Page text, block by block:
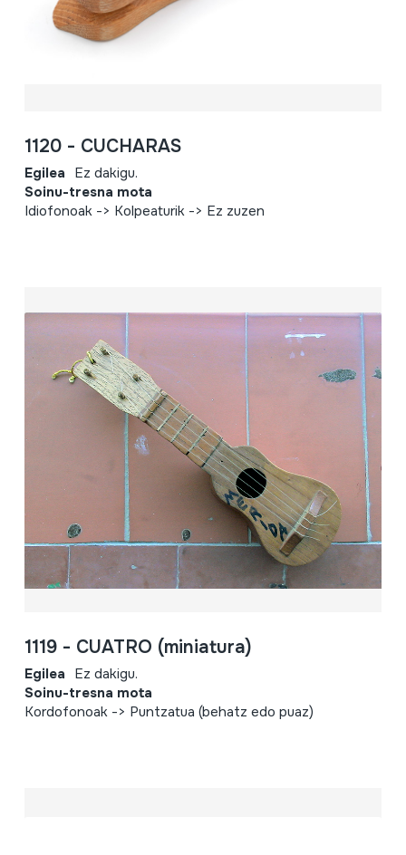
1120 - CUCHARAS
Egilea Ez dakigu.
Soinu-tresna mota
Idiofonoak -> Kolpeaturik -> Ez zuzen
1119 - CUATRO (miniatura)
Egilea Ez dakigu.
Soinu-tresna mota
Kordofonoak -> Puntzatua (behatz edo puaz)